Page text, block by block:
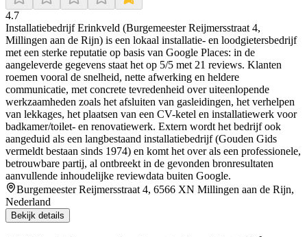
4.7
Installatiebedrijf Erinkveld (Burgemeester Reijmersstraat 4,
Millingen aan de Rijn) is een lokaal installatie- en loodgietersbedrijf
met een sterke reputatie op basis van Google Places: in de
aangeleverde gegevens staat het op 5/5 met 21 reviews. Klanten
roemen vooral de snelheid, nette afwerking en heldere
communicatie, met concrete tevredenheid over uiteenlopende
werkzaamheden zoals het afsluiten van gasleidingen, het verhelpen
van lekkages, het plaatsen van een CV-ketel en installatiewerk voor
badkamer/toilet- en renovatiewerk. Extern wordt het bedrijf ook
aangeduid als een langbestaand installatiebedrijf (Gouden Gids
vermeldt bestaan sinds 1974) en komt het over als een professionele,
betrouwbare partij, al ontbreekt in de gevonden bronresultaten
aanvullende inhoudelijke reviewdata buiten Google.
Burgemeester Reijmersstraat 4, 6566 XN Millingen aan de Rijn,
Nederland
Bekijk details